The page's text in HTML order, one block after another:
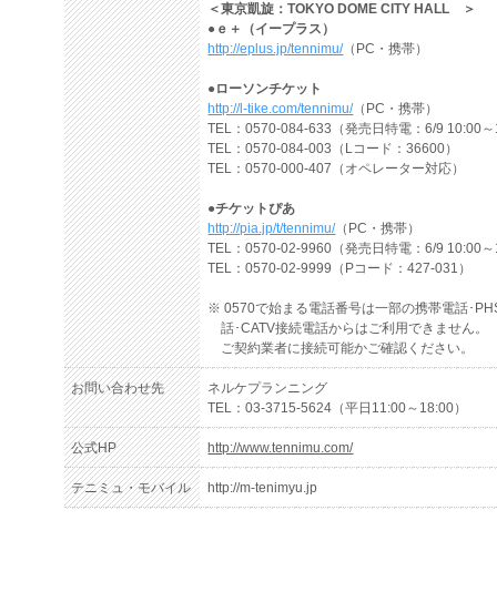
＜東京凱旋：TOKYO DOME CITY HALL ＞
●ｅ＋（イープラス）
http://eplus.jp/tennimu/（PC・携帯）
●ローソンチケット
http://l-tike.com/tennimu/（PC・携帯）
TEL：0570-084-633（発売日特電：6/9 10:00
TEL：0570-084-003（Lコード：36600）
TEL：0570-000-407（オペレーター対応）
●チケットぴあ
http://pia.jp/t/tennimu/（PC・携帯）
TEL：0570-02-9960（発売日特電：6/9 10:00
TEL：0570-02-9999（Pコード：427-031）
※ 0570で始まる電話番号は一部の携帯電話･
話･CATV接続電話からはご利用できません。
ご契約業者に接続可能かご確認ください。
お問い合わせ先
ネルケプランニング
TEL：03-3715-5624（平日11:00～18:00）
公式HP http://www.tennimu.com/
テニミュ・モバイル http://m-tenimyu.jp